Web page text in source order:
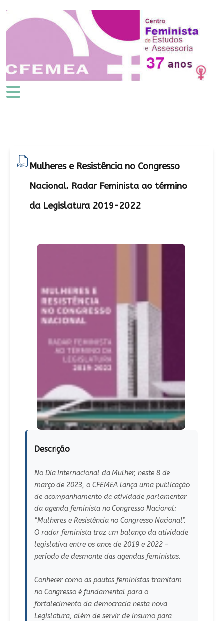
Mulheres e Resistência no Congresso
Nacional. Radar Feminista ao término
da Legislatura 2019-2022
Descrição
No Dia Internacional da Mulher, neste 8 de
março de 2023, o CFEMEA lança uma publicação
de acompanhamento da atividade parlamentar
da agenda feminista no Congresso Nacional:
“Mulheres e Resistência no Congresso Nacional”.
O radar feminista traz um balanço da atividade
legislativa entre os anos de 2019 e 2022 –
período de desmonte das agendas feministas.
Conhecer como as pautas feministas tramitam
no Congresso é fundamental para o
fortalecimento da democracia nesta nova
Legislatura, além de servir de insumo para